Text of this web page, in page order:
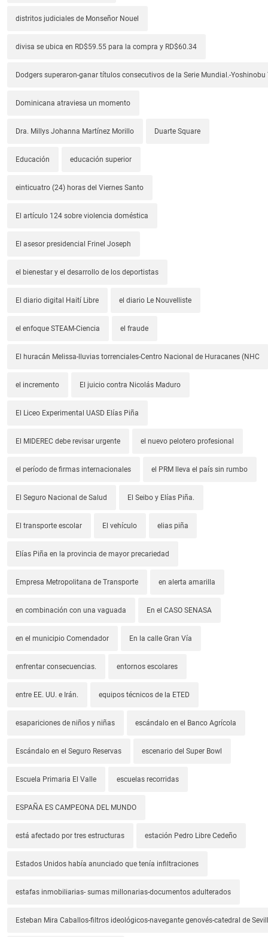
distritos judiciales de Monseñor Nouel
divisa se ubica en RD$59.55 para la compra y RD$60.34
Dodgers superaron-ganar títulos consecutivos de la Serie Mundial.-
Dominicana atraviesa un momento
Dra. Millys Johanna Martínez Morillo Duarte Square
Educación educación superior
einticuatro (24) horas del Viernes Santo
El artículo 124 sobre violencia doméstica
El asesor presidencial Frinel Joseph
el bienestar y el desarrollo de los deportistas
El diario digital Haití Libre el diario Le Nouvelliste
el enfoque STEAM-Ciencia el fraude
El huracán Melissa-lluvias torrenciales-Centro Nacional de Huracanes (NHC
el incremento El juicio contra Nicolás Maduro
El Liceo Experimental UASD Elías Piña
El MIDEREC debe revisar urgente el nuevo pelotero profesional
el período de firmas internacionales el PRM lleva el país sin rumbo
El Seguro Nacional de Salud El Seibo y Elías Piña.
El transporte escolar El vehículo elias piña
Elías Piña en la provincia de mayor precariedad
Empresa Metropolitana de Transporte en alerta amarilla
en combinación con una vaguada En el CASO SENASA
en el municipio Comendador En la calle Gran Vía
enfrentar consecuencias. entornos escolares
entre EE. UU. e Irán. equipos técnicos de la ETED
esapariciones de niños y niñas escándalo en el Banco Agrícola
Escándalo en el Seguro Reservas escenario del Super Bowl
Escuela Primaria El Valle escuelas recorridas
ESPAÑA ES CAMPEONA DEL MUNDO
está afectado por tres estructuras estación Pedro Libre Cedeño
Estados Unidos había anunciado que tenía infiltraciones
estafas inmobiliarias- sumas millonarias-documentos adulterados
Esteban Mira Caballos-filtros ideológicos-navegante genovés-catedral de